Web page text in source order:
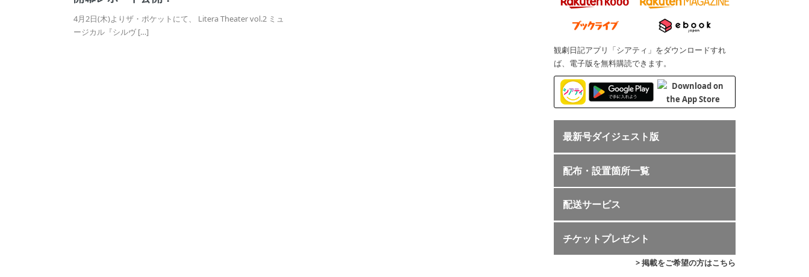
4月2日(木)よりザ・ポケットにて、 Litera Theater vol.2 ミュ
ージカル『シルヴ […]
観劇日記アプリ「シアティ」をダウンロードすれ
ば、電子版を無料購読できます。
最新号ダイジェスト版
配布・設置箇所一覧
配送サービス
チケットプレゼント
> 掲載をご希望の方はこちら